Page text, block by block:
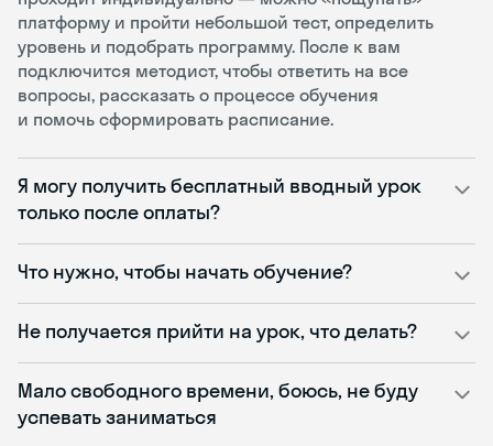
платформу и пройти небольшой тест, определить
уровень и подобрать программу. После к вам
подключится методист, чтобы ответить на все
вопросы, рассказать о процессе обучения
и помочь сформировать расписание.
Я могу получить бесплатный вводный урок
только после оплаты?
Что нужно, чтобы начать обучение?
Не получается прийти на урок, что делать?
Мало свободного времени, боюсь, не буду
успевать заниматься